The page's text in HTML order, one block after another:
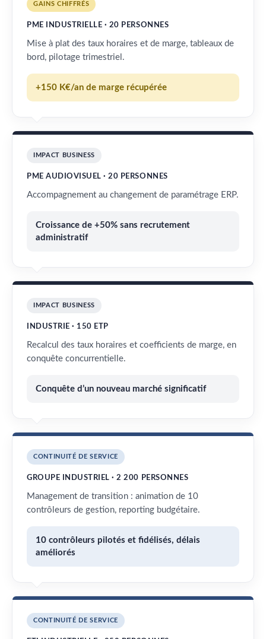
GAINS CHIFFRÉS
PME INDUSTRIELLE · 20 PERSONNES
Mise à plat des taux horaires et de marge, tableaux de
bord, pilotage trimestriel.
+150 K€/an de marge récupérée
IMPACT BUSINESS
PME AUDIOVISUEL · 20 PERSONNES
Accompagnement au changement de paramétrage ERP.
Croissance de +50% sans recrutement
administratif
IMPACT BUSINESS
INDUSTRIE · 150 ETP
Recalcul des taux horaires et coefficients de marge, en
conquête concurrentielle.
Conquête d’un nouveau marché significatif
CONTINUITÉ DE SERVICE
GROUPE INDUSTRIEL · 2 200 PERSONNES
Management de transition : animation de 10
contrôleurs de gestion, reporting budgétaire.
10 contrôleurs pilotés et fidélisés, délais
améliorés
CONTINUITÉ DE SERVICE